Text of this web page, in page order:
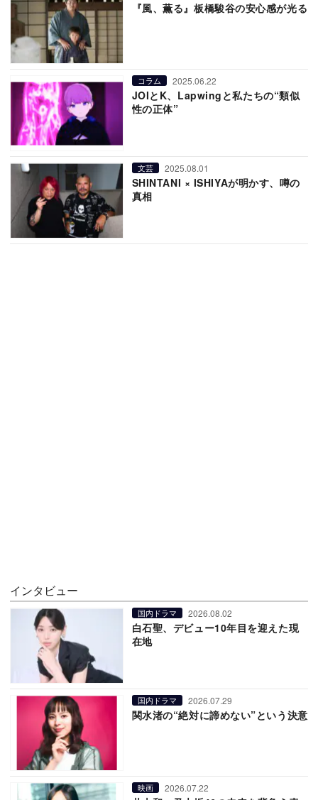
『風、薫る』板橋駿谷の安心感が光る
コラム 2025.06.22
JOIとK、Lapwingと私たちの“類似
性の正体”
文芸 2025.08.01
SHINTANI × ISHIYAが明かす、噂の
真相
インタビュー
国内ドラマ 2026.08.02
白石聖、デビュー10年目を迎えた現
在地
国内ドラマ 2026.07.29
関水渚の“絶対に諦めない”という決意
映画 2026.07.22